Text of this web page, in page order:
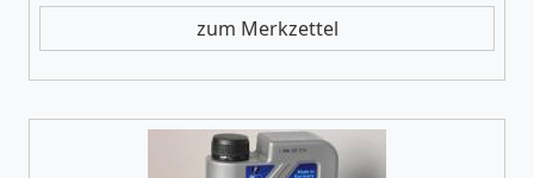
zum Merkzettel